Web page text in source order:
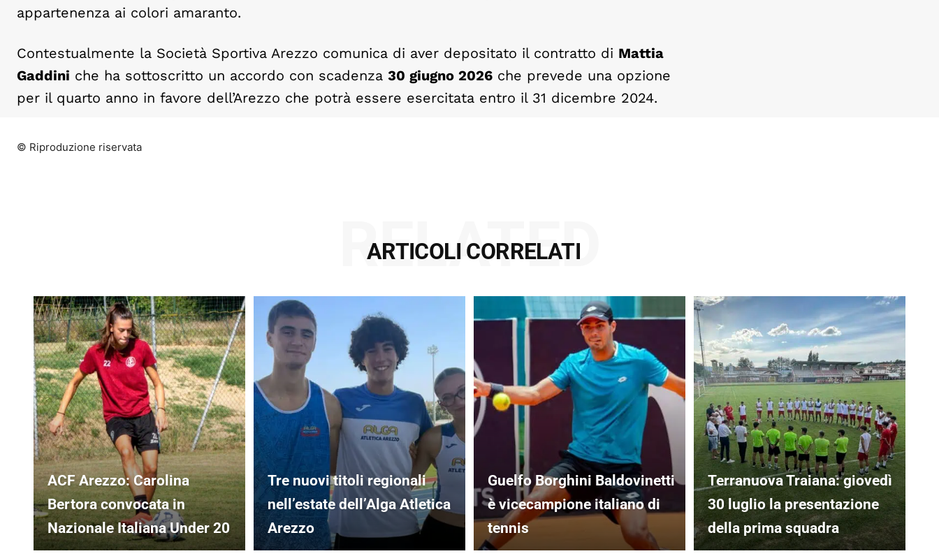
appartenenza ai colori amaranto.
Contestualmente la Società Sportiva Arezzo comunica di aver depositato il contratto di Mattia
Gaddini che ha sottoscritto un accordo con scadenza 30 giugno 2026 che prevede una opzione
per il quarto anno in favore dell’Arezzo che potrà essere esercitata entro il 31 dicembre 2024.
© Riproduzione riservata
ARTICOLI CORRELATI
RELATED
ACF Arezzo: Carolina
Bertora convocata in
Nazionale Italiana Under 20
Tre nuovi titoli regionali
nell’estate dell’Alga Atletica
Arezzo
Guelfo Borghini Baldovinetti
è vicecampione italiano di
tennis
Terranuova Traiana: giovedì
30 luglio la presentazione
della prima squadra